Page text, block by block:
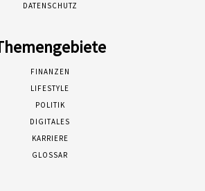
DATENSCHUTZ
FINANZEN
LIFESTYLE
POLITIK
DIGITALES
KARRIERE
GLOSSAR